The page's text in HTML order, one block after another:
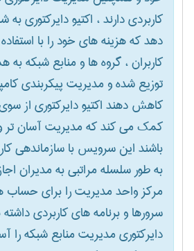
کاربردی دارند ، اکتیو دایرکتوری
دهد که هزینه های خود را با
کاربران ، گروه ها و منابع شبکه به
توزیع شده و مدیریت پیکربندی
کاهش دهند اکتیو دایرکتوری از
کمک می کند که مدیریت آسان تر
باشند این سرویس با سازماندهی
به طور سلسله مراتبی به مدیران
مرکز واحد مدیریت را برای حساب
سرورها و برنامه های کاربردی داشته
دایرکتوری مدیریت منابع شبکه را